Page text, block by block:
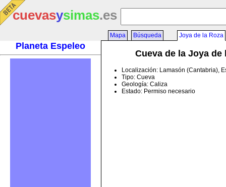
cuevasysimas.es
Planeta Espeleo
Mapa Búsqueda Joya de la Roza
Cueva de la Joya de
Localización: Lamasón (Cantabria),
Tipo: Cueva
Geología: Caliza
Estado: Permiso necesario